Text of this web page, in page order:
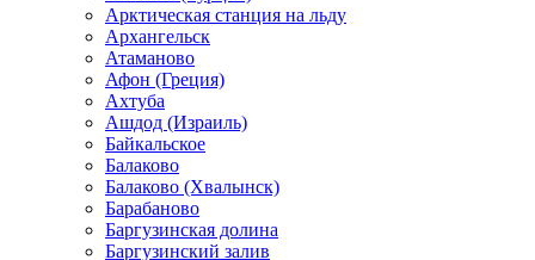
Арктическая станция на льду
Архангельск
Атаманово
Афон (Греция)
Ахтуба
Ашдод (Израиль)
Байкальское
Балаково
Балаково (Хвалынск)
Барабаново
Баргузинская долина
Баргузинский залив